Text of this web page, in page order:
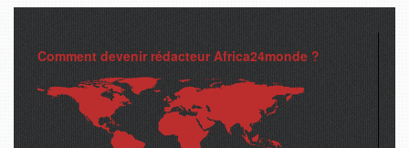
Comment devenir rédacteur Africa24monde ?